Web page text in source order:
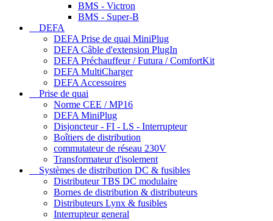
BMS - Victron
BMS - Super-B
DEFA
DEFA Prise de quai MiniPlug
DEFA Câble d'extension PlugIn
DEFA Préchauffeur / Futura / ComfortKit
DEFA MultiCharger
DEFA Accessoires
Prise de quai
Norme CEE / MP16
DEFA MiniPlug
Disjoncteur - FI - LS - Interrupteur
Boîtiers de distribution
commutateur de réseau 230V
Transformateur d'isolement
Systèmes de distribution DC & fusibles
Distributeur TBS DC modulaire
Bornes de distribution & distributeurs
Distributeurs Lynx & fusibles
Interrupteur general